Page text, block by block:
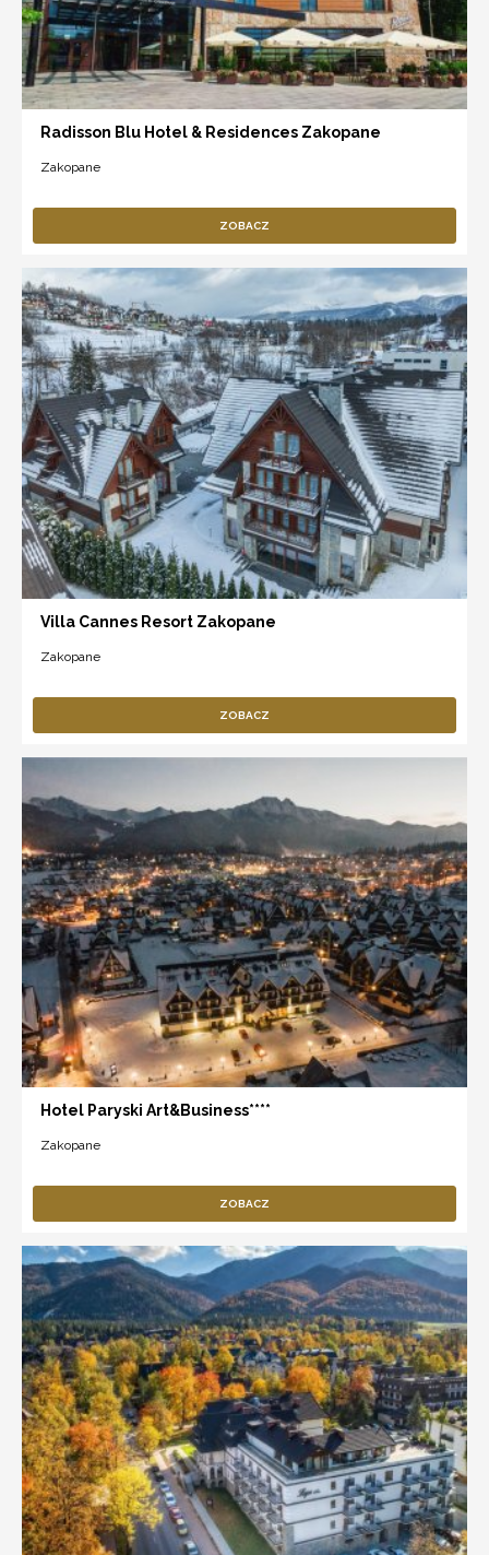
Radisson Blu Hotel & Residences Zakopane
Zakopane
ZOBACZ
Villa Cannes Resort Zakopane
Zakopane
ZOBACZ
Hotel Paryski Art&Business****
Zakopane
ZOBACZ